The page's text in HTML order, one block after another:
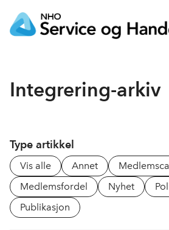
Integrering-arkiv
Type artikkel
Vis alle Annet
Medlemsfordel
Nyhet
Publikasjon